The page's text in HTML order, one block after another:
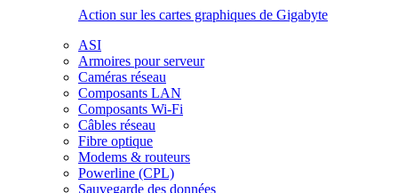
Action sur les cartes graphiques de Gigabyte
ASI
Armoires pour serveur
Caméras réseau
Composants LAN
Composants Wi-Fi
Câbles réseau
Fibre optique
Modems & routeurs
Powerline (CPL)
Sauvegarde des données